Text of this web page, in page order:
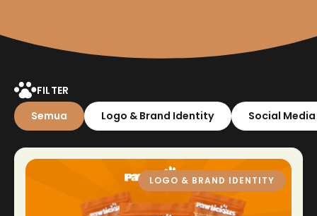
FILTER
Logo & Brand Identity
Social
Semua
LOGO & BRAND IDENTITY